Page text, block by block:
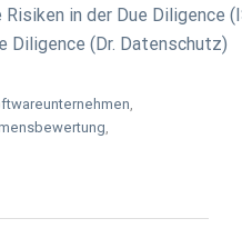
in der Due Diligence
Diligence (Dr. Datenschutz)
,
,